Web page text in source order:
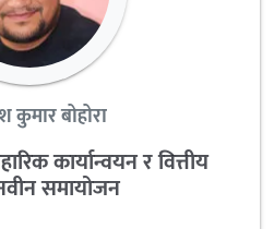
कुमार बोहोरा
कार्यान्वयन र वित्तीय
समायोजन